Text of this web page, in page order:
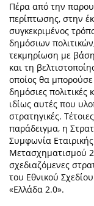
Πέρα από την
περίπτωσης, στην
συγκεκριμένος
δημόσιων
τεκμηρίωση με
και τη
οποίος θα
δημόσιες πολιτικές
ιδίως αυτές που
στρατηγικές.
παράδειγμα, η
Συμφωνία
Μετασχηματισμού
σχεδιαζόμενες
του Εθνικού
«Ελλάδα 2.0».